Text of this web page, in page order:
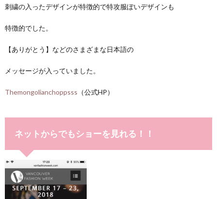
刺繍の入ったデザインが特徴的で特攻服ぽいデザインも
特徴的でした。
【ありがとう】などのさまざまな日本語の
メッセージが入っていました。
Themongolianchoppsss （公式HP）
ネットからでもショーを見れる！！